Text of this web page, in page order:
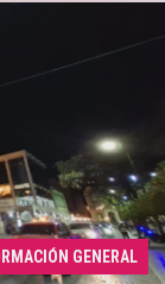
GENERAL
con